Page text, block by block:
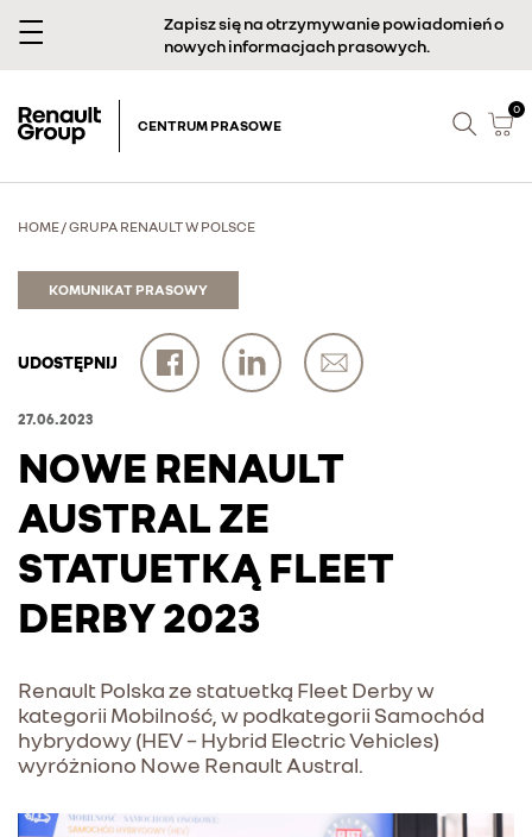
Zapisz się na otrzymywanie powiadomień o
nowych informacjach prasowych.
CENTRUM PRASOWE
0
HOME/GRUPA RENAULT W POLSCE
KOMUNIKAT PRASOWY
UDOSTĘPNIJ
27.06.2023
NOWE RENAULT
AUSTRAL ZE
STATUETKĄ FLEET
DERBY 2023
Renault Polska ze statuetką Fleet Derby w
kategorii Mobilność, w podkategorii Samochód
hybrydowy (HEV – Hybrid Electric Vehicles)
wyróżniono Nowe Renault Austral.